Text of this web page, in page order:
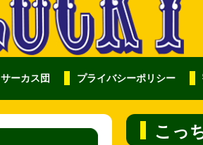
サーカス団 プライバシーポリシー
こっ